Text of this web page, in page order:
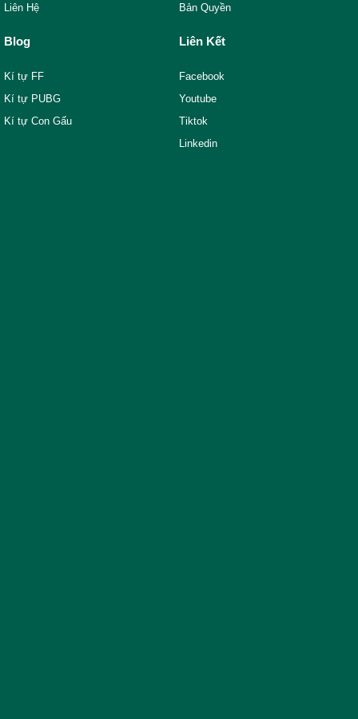
Liên Hệ
Bản Quyền
Blog
Kí tự FF
Kí tự PUBG
Kí tự Con Gấu
Liên Kết
Facebook
Youtube
Tiktok
Linkedin